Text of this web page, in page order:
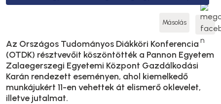
Másolás
Az Országos Tudományos Diákköri Konferencia
(OTDK) résztvevőit köszöntötték a Pannon Egyetem
Zalaegerszegi Egyetemi Központ Gazdálkodási
Karán rendezett eseményen, ahol kiemelkedő
munkájukért 11-en vehettek át elismerő oklevelet,
illetve jutalmat.